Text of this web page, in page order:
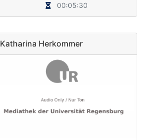
00:05:30
Katharina Herkommer